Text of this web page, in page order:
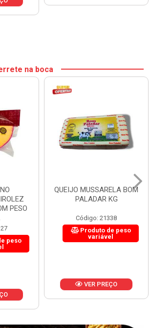
na boca
PESO
peso
QUEIJO MUSSARELA BOM
PALADAR KG
Código: 21338
Produto de peso
variável
VER PREÇO